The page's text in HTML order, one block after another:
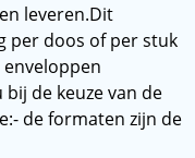
leveren.Dit
per doos of per stuk
bij de keuze van de
- de formaten zijn de